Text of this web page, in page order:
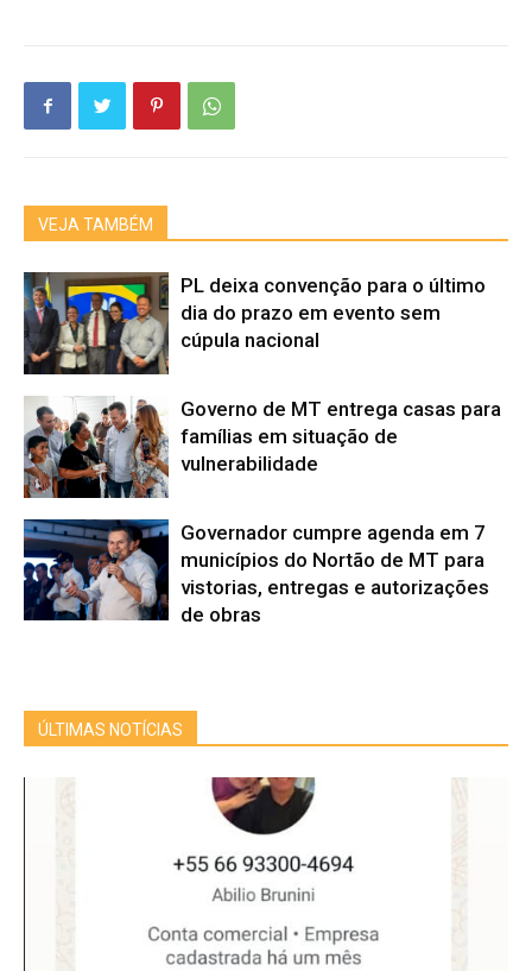
VEJA TAMBÉM
PL deixa convenção para o último
dia do prazo em evento sem
cúpula nacional
Governo de MT entrega casas para
famílias em situação de
vulnerabilidade
Governador cumpre agenda em 7
municípios do Nortão de MT para
vistorias, entregas e autorizações
de obras
ÚLTIMAS NOTÍCIAS